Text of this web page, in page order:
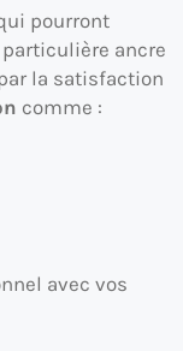
pourront
ancre
la satisfaction
comme :
avec vos